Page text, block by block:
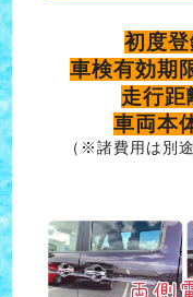
初度
車検有効期
走行距
車両本
（※諸費用は別